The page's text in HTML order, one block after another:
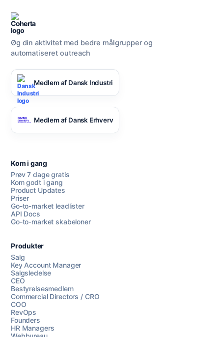
Øg din aktivitet med bedre målgrupper og
automatiseret outreach
Medlem af Dansk Industri
Medlem af Dansk Erhverv
Kom i gang
Prøv 7 dage gratis
Kom godt i gang
Product Updates
Priser
Go-to-market leadlister
API Docs
Go-to-market skabeloner
Produkter
Salg
Key Account Manager
Salgsledelse
CEO
Bestyrelsesmedlem
Commercial Directors / CRO
COO
RevOps
Founders
HR Managers